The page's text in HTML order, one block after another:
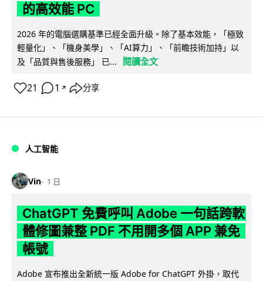
的高效能 PC
2026 年的電腦選購基準已經全面升級。除了基本效能，「極致
輕量化」、「機身美學」、「AI算力」、「前瞻技術加持」以
及「品質與售後服務」 已...
閱讀全文
21 1 ↗ 分享
人工智能
Vin 1 日
ChatGPT 免費呼叫 Adobe 一句話跨軟
體修圖兼整 PDF 不用開多個 APP 兼免
帳號
Adobe 宣布推出全新統一版 Adobe for ChatGPT 外掛，取代